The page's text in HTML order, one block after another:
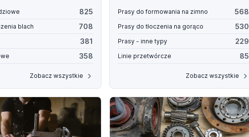
825
blach 708
381
358
Zobacz wszystkie
Prasy do formowania na zimno 568
Prasy do tłoczenia na gorąco 530
Prasy - inne typy 229
Linie przetwórcze 85
Zobacz wszystkie